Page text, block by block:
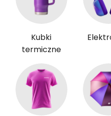
Kubki
termiczne